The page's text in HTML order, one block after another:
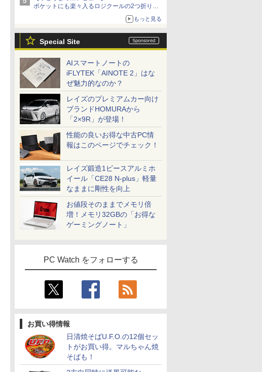
ポケットにも楽々入るロジクールの2つ折りマ
ウス「Mobi Fold」。その気になるギミックと
もっと見る
Special Site
AIスマートノートの
iFLYTEK「AINOTE 2」はな
ぜ魅力的なのか？
レイズのプレミアムカー向け
ブランドHOMURAから
「2×9R」が登場！
性能の良いお得な中古PC情
報はこのページでチェック！
レイズ鍛造1ピースアルミホ
イール「CE28 N-plus」軽量
なままに剛性を向上
お値段そのままでメモリ倍
増！メモリ32GBの「お得な
ゲーミングノート」
PC Watch をフォローする
お買い得情報
日清焼そばU.F.O.の12個セッ
トがお買い得。マルちゃん焼
そばも！